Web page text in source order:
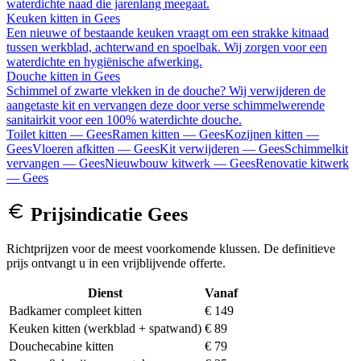
waterdichte naad die jarenlang meegaat.
Keuken kitten in Gees
Een nieuwe of bestaande keuken vraagt om een strakke kitnaad
tussen werkblad, achterwand en spoelbak. Wij zorgen voor een
waterdichte en hygiënische afwerking.
Douche kitten in Gees
Schimmel of zwarte vlekken in de douche? Wij verwijderen de
aangetaste kit en vervangen deze door verse schimmelwerende
sanitairkit voor een 100% waterdichte douche.
Toilet kitten — GeesRamen kitten — GeesKozijnen kitten —
GeesVloeren afkitten — GeesKit verwijderen — GeesSchimmelkit
vervangen — GeesNieuwbouw kitwerk — GeesRenovatie kitwerk
— Gees
Prijsindicatie Gees
Richtprijzen voor de meest voorkomende klussen. De definitieve
prijs ontvangt u in een vrijblijvende offerte.
Dienst
Vanaf
Badkamer compleet kitten
€ 149
Keuken kitten (werkblad + spatwand) € 89
Douchecabine kitten
€ 79